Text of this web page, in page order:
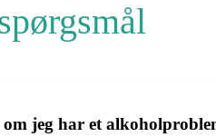
jeg har et